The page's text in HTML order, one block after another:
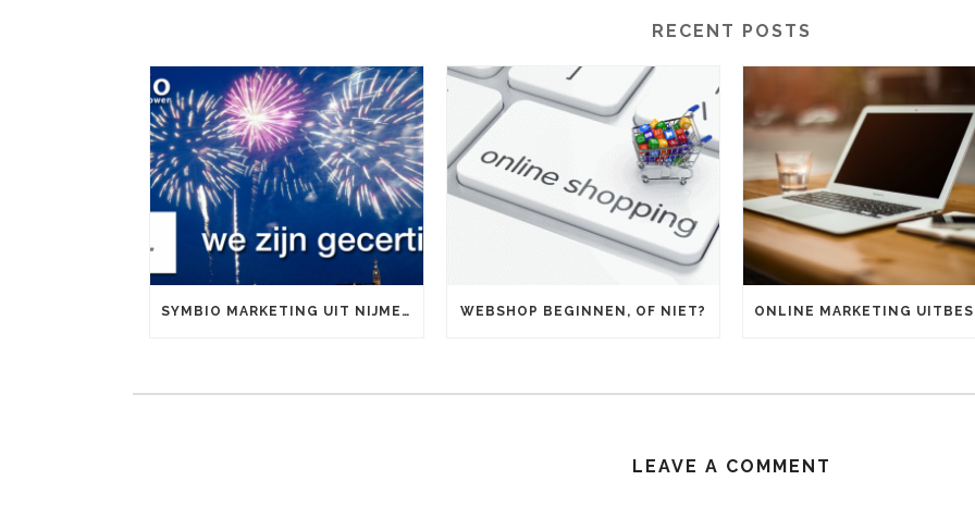
RECENT POSTS
SYMBIO MARKETING UIT NIJMEGEN IS OFFICIEEL GOOGLE PARTNER WEBSHOP BEGINNEN, OF NIET?
LEAVE A COMMENT